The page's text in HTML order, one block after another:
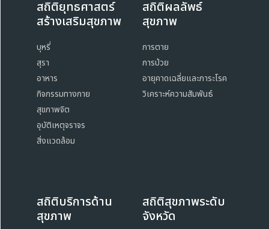
สถิติยุทธศาสตร์
สร้างเสริมสุขภาพ
บุหรี่
สุรา
อาหาร
กิจกรรมทางกาย
สุขภาพจิต
อุบัติเหตุจราจร
สิ่งแวดล้อม
สถิติผลลัพธ์
สุขภาพ
การตาย
การป่วย
อายุคาดเฉลี่ยและภาระโรค
วิเคราะห์ความสัมพันธ์
สถิติบริการด้าน
สุขภาพ
สถิติสุขภาพระดับ
จังหวัด